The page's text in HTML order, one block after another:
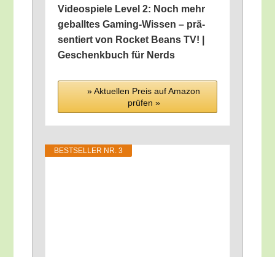
Video­spie­le Level 2: Noch mehr
geball­tes Gam­ing-Wis­sen – prä­
sen­tiert von Rocket Beans TV! |
Geschenk­buch für Nerds
» Aktu­el­len Preis auf Ama­zon
prü­fen »
BEST­SEL­LER NR. 3